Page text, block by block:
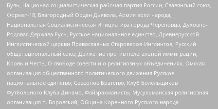
Буль, Национал-социалистическая рабочая партия России, Славянский союз,
Формат-18, Благородный Орден Дьявола, Армия воли народа,
Национальная Социалистическая Инициатива города Череповца, Духовно-
Родовая Держава Русь, Русское национальное единство, Древнерусской
Инглистической церкви Православных Староверов-Инглингов, Русский
общенациональный союз, Движение против нелегальной иммиграции,
Кровь и Честь, О свободе совести и о религиозных объединениях, Омская
организация общественного политического движения Русское
национальное единство, Северное Братство, Клуб Болельщиков
Футбольного Клуба Динамо, Файзрахманисты, Мусульманская религиозная
организация п. Боровский, Община Коренного Русского народа